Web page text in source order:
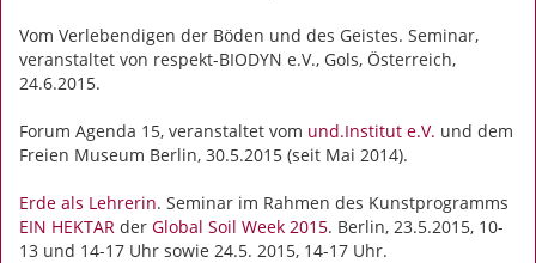
Vom Verlebendigen der Böden und des Geistes. Seminar,
veranstaltet von respekt-BIODYN e.V., Gols, Österreich,
24.6.2015.
Forum Agenda 15, veranstaltet vom und.Institut e.V. und dem
Freien Museum Berlin, 30.5.2015 (seit Mai 2014).
Erde als Lehrerin. Seminar im Rahmen des Kunstprogramms
EIN HEKTAR der Global Soil Week 2015. Berlin, 23.5.2015, 10-
13 und 14-17 Uhr sowie 24.5. 2015, 14-17 Uhr.